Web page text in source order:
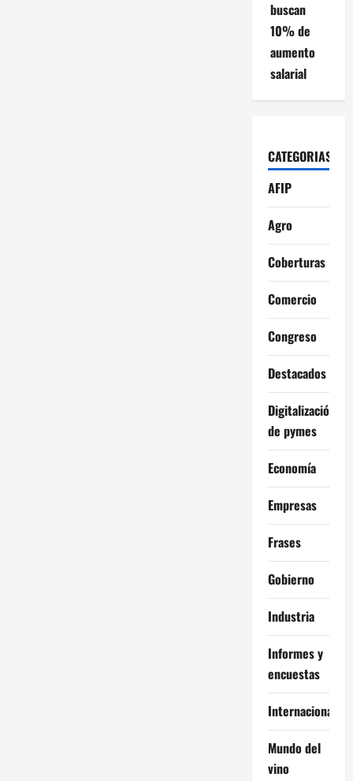
buscan
10% de
aumento
salarial
CATEGORIAS
AFIP
Agro
Coberturas
Comercio
Congreso
Destacados
Digitalización
de pymes
Economía
Empresas
Frases
Gobierno
Industria
Informes y
encuestas
Internacional
Mundo del
vino